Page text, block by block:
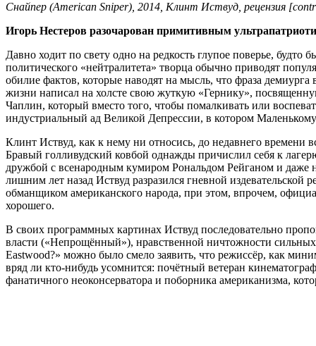
Снайпер (American Sniper), 2014, Клинт Иствуд, рецензия
Игорь Нестеров разочарован примитивным
Давно ходит по свету одно на редкость глупое поверье,
политического «нейтралитета» творца обычно приводят
обилие фактов, которые наводят на мысль, что фраза
жизни написал на холсте свою жуткую «Гернику»,
Чаплин, который вместо того, чтобы помалкивать или
индустриальный ад Великой Депрессии, в котором
Клинт Иствуд, как к нему ни относись, до недавнего времени
Бравый голливудский ковбой однажды причислил себя к
дружбой с всенародным кумиром Рональдом Рейганом и даже
лишним лет назад Иствуд разразился гневной
обманщиком американского народа, при этом, впрочем,
хорошего.
В своих программных картинах Иствуд последовательно
власти («Непрощённый»), нравственной ничтожности
Eastwood?» можно было смело заявить, что режиссёр, как
вряд ли кто-нибудь усомнится: почётный ветеран
фанатичного неоконсерватора и поборника американизма,